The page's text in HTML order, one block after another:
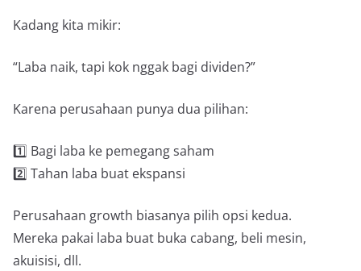
Kadang kita mikir:
“Laba naik, tapi kok nggak bagi dividen?”
Karena perusahaan punya dua pilihan:
1️⃣ Bagi laba ke pemegang saham
2️⃣ Tahan laba buat ekspansi
Perusahaan growth biasanya pilih opsi kedua.
Mereka pakai laba buat buka cabang, beli mesin,
akuisisi, dll.